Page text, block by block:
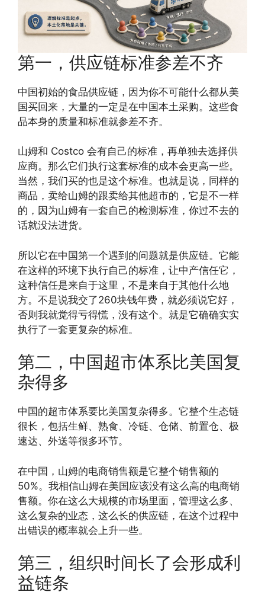
第一，供应链标准参差不齐
中国初始的食品供应链，因为你不可能什么都从美
国买回来，大量的一定是在中国本土采购。这些食
品本身的质量和标准就参差不齐。
山姆和 Costco 会有自己的标准，再单独去选择供
应商。那么它们执行这套标准的成本会更高一些。
当然，我们买的也是这个标准。也就是说，同样的
商品，卖给山姆的跟卖给其他超市的，它是不一样
的，因为山姆有一套自己的检测标准，你过不去的
话就没法进货。
所以它在中国第一个遇到的问题就是供应链。它能
在这样的环境下执行自己的标准，让中产信任它，
这种信任是来自于这里，不是来自于其他什么地
方。不是说我交了260块钱年费，就必须说它好，
否则我就觉得亏得慌，没有这个。就是它确确实实
执行了一套更复杂的标准。
第二，中国超市体系比美国复
杂得多
中国的超市体系要比美国复杂得多。它整个生态链
很长，包括生鲜、熟食、冷链、仓储、前置仓、极
速达、外送等很多环节。
在中国，山姆的电商销售额是它整个销售额的
50%。我相信山姆在美国应该没有这么高的电商销
售额。你在这么大规模的市场里面，管理这么多、
这么复杂的业态，这么长的供应链，在这个过程中
出错误的概率就会上升一些。
第三，组织时间长了会形成利
益链条